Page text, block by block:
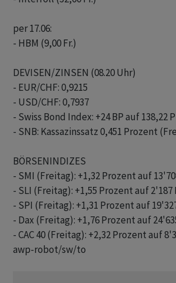
per 17.06:
- HBM (9,00 Fr.)
DEVISEN/ZINSEN (08.20 Uhr)
- EUR/CHF: 0,9215
- USD/CHF: 0,7937
- Swiss Bond Index: +24 BP auf 138,22
- SNB: Kassazinssatz 0,451 Prozent
BÖRSENINDIZES
- SMI (Freitag): +1,32 Prozent auf
- SLI (Freitag): +1,55 Prozent auf
- SPI (Freitag): +1,31 Prozent auf
- Dax (Freitag): +1,76 Prozent auf
awp-robot/sw/to